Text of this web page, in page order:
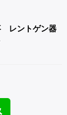
レントゲン器